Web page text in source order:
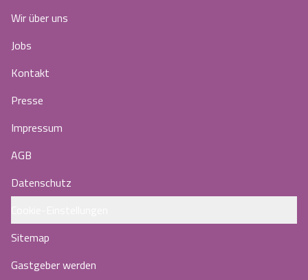
Wir über uns
Jobs
Kontakt
Presse
Impressum
AGB
Datenschutz
Sitemap
Gastgeber werden